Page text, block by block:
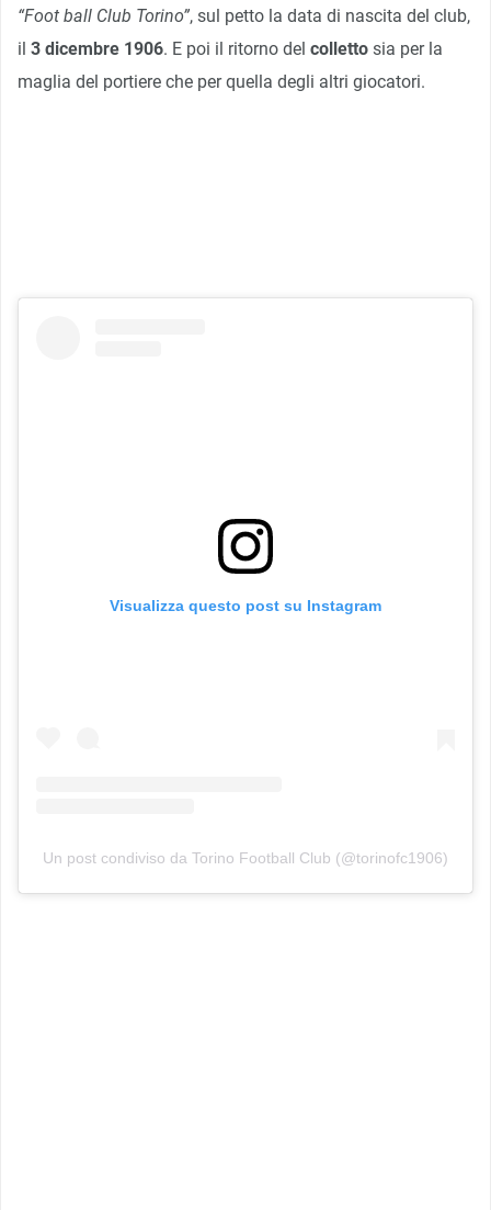
“Foot ball Club Torino”, sul petto la data di nascita del club,
il 3 dicembre 1906. E poi il ritorno del colletto sia per la
maglia del portiere che per quella degli altri giocatori.
Visualizza questo post su Instagram
Un post condiviso da Torino Football Club (@torinofc1906)